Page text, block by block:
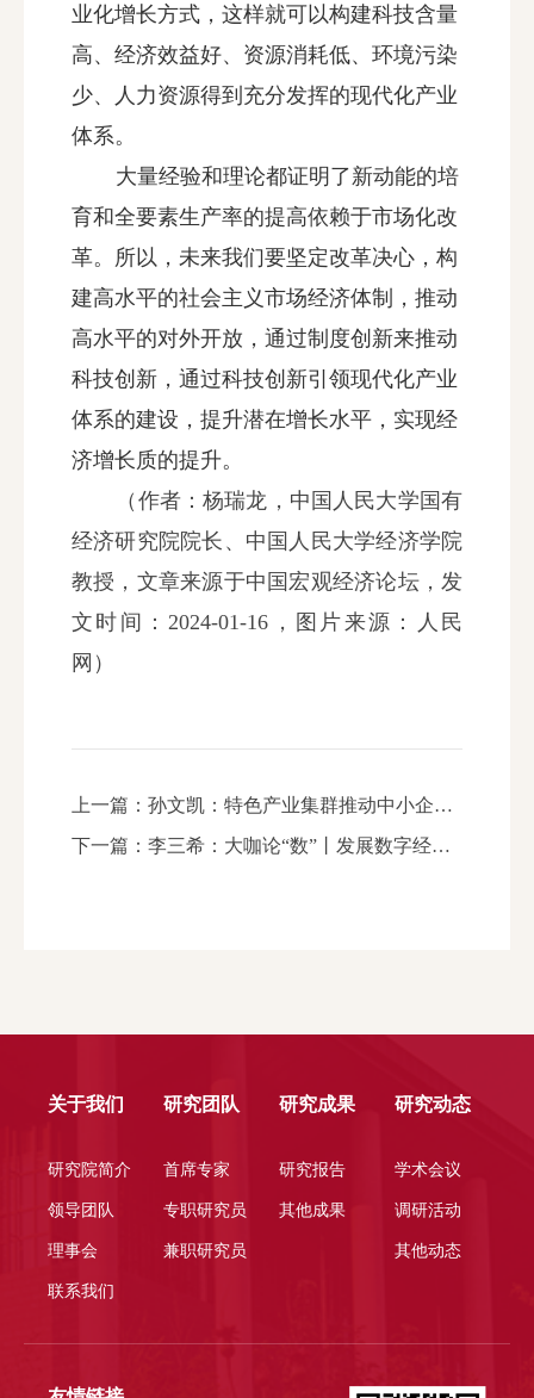
业化增长方式，这样就可以构建科技含量
高、经济效益好、资源消耗低、环境污染
少、人力资源得到充分发挥的现代化产业
体系。
大量经验和理论都证明了新动能的培
育和全要素生产率的提高依赖于市场化改
革。所以，未来我们要坚定改革决心，构
建高水平的社会主义市场经济体制，推动
高水平的对外开放，通过制度创新来推动
科技创新，通过科技创新引领现代化产业
体系的建设，提升潜在增长水平，实现经
济增长质的提升。
（作者：杨瑞龙，中国人民大学国有
经济研究院院长、中国人民大学经济学院
教授， 文章来源于中国宏观经济论坛，发
文时间：2024-01-16， 图片来源：人民
网）
上一篇： 孙文凯：特色产业集群推动中小企业高质量发展
下一篇： 李三希：大咖论“数”丨发展数字经济 促进数实融合
关于我们
研究院简介
领导团队
理事会
联系我们
研究团队
首席专家
专职研究员
兼职研究员
研究成果
研究报告
其他成果
研究动态
学术会议
调研活动
其他动态